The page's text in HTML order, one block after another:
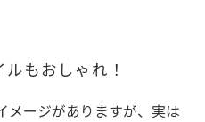
もおしゃれ！
メージがありますが、実は